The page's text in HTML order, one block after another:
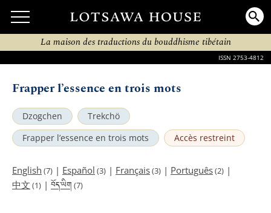
La maison des traductions du bouddhisme tibétain
ISSN 2753-4812
Frapper l’essence en trois mots
Dzogchen
Trekchö
Frapper l’essence en trois mots
Accès restreint
English (7) | Español (3) | Français(3) | Português(2) |
中文 (1) | བོད་ཡིག (7)